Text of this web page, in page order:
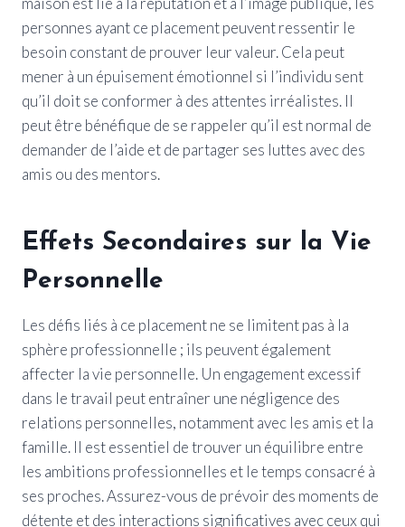
personnes ayant ce placement peuvent ressentir le
besoin constant de prouver leur valeur. Cela peut
mener à un épuisement émotionnel si l’individu sent
qu’il doit se conformer à des attentes irréalistes. Il
peut être bénéfique de se rappeler qu’il est normal de
demander de l’aide et de partager ses luttes avec des
amis ou des mentors.
Effets Secondaires sur la Vie
Personnelle
Les défis liés à ce placement ne se limitent pas à la
sphère professionnelle ; ils peuvent également
affecter la vie personnelle. Un engagement excessif
dans le travail peut entraîner une négligence des
relations personnelles, notamment avec les amis et la
famille. Il est essentiel de trouver un équilibre entre
les ambitions professionnelles et le temps consacré à
ses proches. Assurez-vous de prévoir des moments de
détente et des interactions significatives avec ceux qui